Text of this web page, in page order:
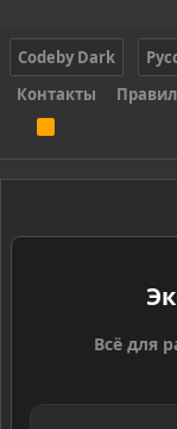
Codeby Dark
Контакты
S
Всё для